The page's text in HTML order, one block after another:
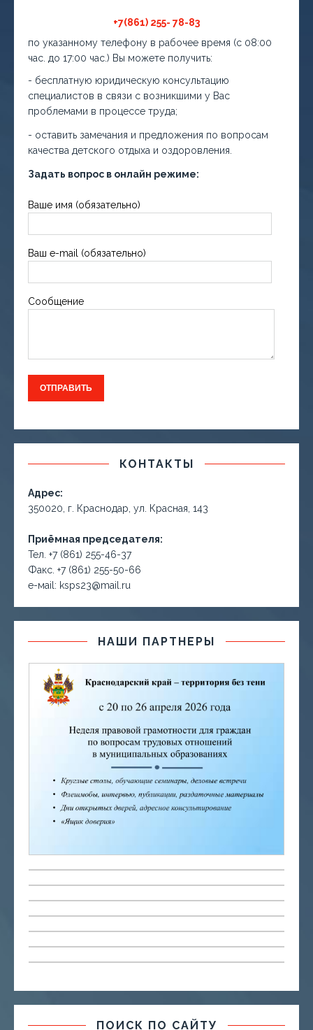
+7(861) 255- 78-83
по указанному телефону в рабочее время (с 08:00
час. до 17:00 час.) Вы можете получить:
- бесплатную юридическую консультацию
специалистов в связи с возникшими у Вас
проблемами в процессе труда;
- оставить замечания и предложения по вопросам
качества детского отдыха и оздоровления.
Задать вопрос в онлайн режиме:
Ваше имя (обязательно)
Ваш e-mail (обязательно)
Сообщение
КОНТАКТЫ
Адрес:
350020, г. Краснодар, ул. Красная, 143
Приёмная председателя:
Тел. +7 (861) 255-46-37
Факс. +7 (861) 255-50-66
е-маil: ksps23@mail.ru
НАШИ ПАРТНЕРЫ
ПОИСК ПО САЙТУ